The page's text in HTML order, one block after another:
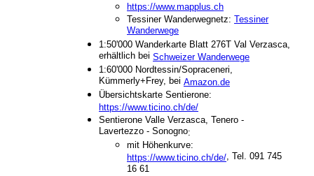
https://www.mapplus.ch
Tessiner Wanderwegnetz: Tessiner
Wanderwege
1:50'000 Wanderkarte Blatt 276T Val Verzasca,
erhältlich bei Schweizer Wanderwege
1:60'000 Nordtessin/Sopraceneri,
Kümmerly+Frey, bei Amazon.de
Übersichtskarte Sentierone:
https://www.ticino.ch/de/
Sentierone Valle Verzasca, Tenero -
Lavertezzo - Sonogno:
mit Höhenkurve:
https://www.ticino.ch/de/, Tel. 091 745
16 61